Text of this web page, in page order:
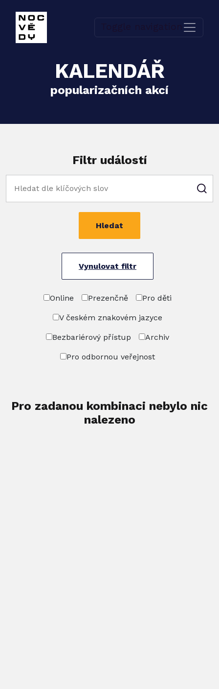
KALENDÁŘ
popularizačních akcí
Filtr událostí
Hledat
Vynulovat filtr
Online Prezenčně Pro děti
V českém znakovém jazyce
Bezbariérový přístup Archiv
Pro odbornou veřejnost
Pro zadanou kombinaci nebylo nic
nalezeno